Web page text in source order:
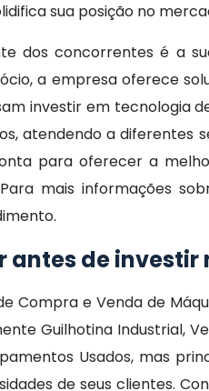
sua posição no
dos concorrentes é a
a empresa oferece
investir em tecnologia
atendendo a diferentes
para oferecer a
mais informações
antes de
e Venda de
Guilhotina Industrial,
Usados, mas
de seus clientes.